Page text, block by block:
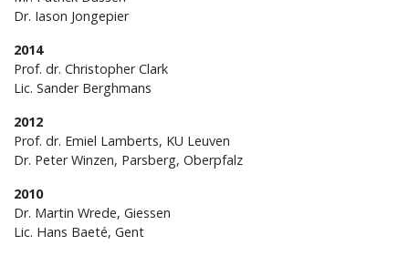
Dr. Iason Jongepier
2014
Prof. dr. Christopher Clark
Lic. Sander Berghmans
2012
Prof. dr. Emiel Lamberts, KU Leuven
Dr. Peter Winzen, Parsberg, Oberpfalz
2010
Dr. Martin Wrede, Giessen
Lic. Hans Baeté, Gent